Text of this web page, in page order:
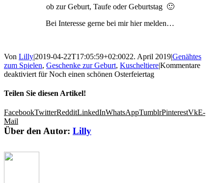
ob zur Geburt, Taufe oder Geburtstag 🙂
Bei Interesse gerne bei mir hier melden…
Von Lilly|2019-04-22T17:05:59+02:0022. April 2019|Genähtes
zum Spielen, Geschenke zur Geburt, Kuscheltiere|Kommentare
deaktiviert für Noch einen schönen Osterfeiertag
Teilen Sie diesen Artikel!
FacebookTwitterRedditLinkedInWhatsAppTumblrPinterestVkE-
Mail
Über den Autor: Lilly